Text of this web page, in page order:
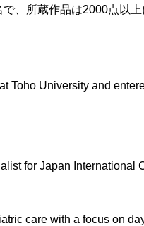
、所蔵作品は2000点以
Toho University and
for Japan International
care with a focus on